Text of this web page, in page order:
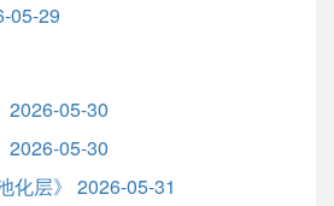
05-29
2026-05-30
2026-05-30
化层》 2026-05-31